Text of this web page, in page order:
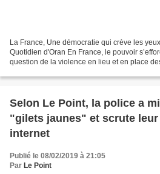
La France, Une démocratie qui crève les
Quotidien d'Oran En France, le pouvoir
question de la violence en lieu et en place
Selon Le Point, la police a
"gilets jaunes" et scrute
internet
Publié le 08/02/2019 à 21:05
Par Le Point